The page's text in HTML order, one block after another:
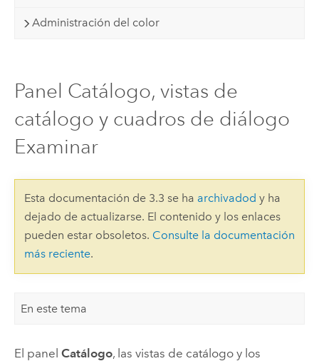
Administración del color
Panel Catálogo, vistas de
catálogo y cuadros de diálogo
Examinar
Esta documentación de 3.3 se ha archivadod y ha
dejado de actualizarse. El contenido y los enlaces
pueden estar obsoletos. Consulte la documentación
más reciente.
En este tema
El panel Catálogo, las vistas de catálogo y los